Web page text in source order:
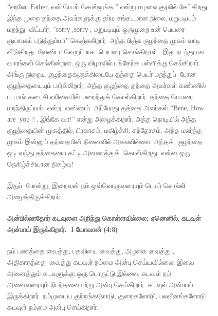
“ஹலோ Father, என் பெயர் சொல்லுங்க ” என்று மழலை குரலில் கேட்கிறது.
இந்த முறை தந்தை அவர்களுக்கு தர்ம சங்கடமான நிலை, மறுபடியும்
மறந்து விட்டார். “sorry ,sorry , மறுபடியும் ஒருமுறை உன் பெயரை
ஞயாபகப் படுத்தும்மா” கெஞ்சுகிறார். அந்த பிஞ்சு குழந்தை முகம் வாடி
விடுகிறது. வேண்டா வெறுப்பாக பெயரை சொல்கிறாள். இது நடந்து பல
வாரங்கள் செல்கின்றன. ஒரு விழாவில் பங்கேற்க பள்ளிக்கு செல்கிறார்.
அங்கு நிறைய குழந்தைகளுக்கிடையே தந்தை பெயர் மறந்துப் போன
குழந்தையையும் பார்க்கிறார். அந்த குழந்தை தந்தை அவர்கள் கண்ணில்
படமால் கடைசி வரிசையில் மறைந்துக் கொள்கிறார். தந்தை பெயரை
மறந்திருப்பார் என்ற எண்ணம். அப்போது தத்தை அவர்கள் “Bene, How
are you ? , இங்கே வா!” என்று அழைக்கிறார். அந்த நொடியில் அந்த
குழந்தையின் முகத்தில், பிரகாசம், மகிழ்ச்சி, சந்தோசம். அந்த மலர்ந்த
முகம் இன்னும் தந்தையின் நினைவில் அகலவில்லை. அந்தக் குழந்தை
ஓடி வந்து தந்தையை கட்டி அனணத்துக் கொள்கிறது. என்ன ஒரு
நெகிழ்ச்சியான நிகழ்வு!
இதுப் போன்று, இறைவன் நம் ஒவ்வொருவரையும் பெயர் சொல்லி
அழைத்திருக்கிறார்.
அன்பில்லாதோர் கடவுளை அறிந்து கொள்ளவில்லை; ஏனெனில், கடவுள்
அன்பாய் இருக்கிறார். 1 யோவான் (4:8)
நம் பணத்தை வைத்து, பதவியை வைத்து, அழகை வைத்து ,
அதிகாரத்தை வைத்து கடவுள் நம்மை அன்பு செய்யவில்லை. இவை
அனைத்தும் கடவுளுக்கு ஒரு பொருட்டு இல்லை. கடவுள் நம்
அனைவரையும் நிபந்தனையற்று அன்பு செய்கிறார். கடவுள் அன்பாய்
இருக்கிறார். நம்முடைய குற்றங்களோடு, குறைகளோடு, பலவீனங்களோடு
கடவுள் நம்மை அன்பு செய்கிறார்.